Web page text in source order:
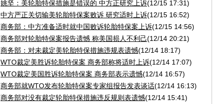
姚坚：美轮胎特保措施是错误的 中方正研究上诉(12/15 17:31)
中方严正关切输美轮胎特保案败诉 研究适时上诉(12/15 16:52)
商务部：中方准备适时就中国败诉轮胎特保案上诉(12/15 14:56)
商务部对轮胎特保案报告遗憾 称美国损人不利己(12/14 20:21)
商务部：对未裁定美轮胎特保措施违规表遗憾(12/14 18:17)
WTO裁定美胜诉轮胎特保案 商务部称将适时上诉(12/14 17:07)
WTO裁定美国胜诉轮胎特保案 商务部表示遗憾(12/14 16:57)
商务部就WTO发布轮胎特保案专家组报告发表谈话(12/14 16:13)
商务部对没有裁定轮胎特保措施违反规则表遗憾(12/14 15:41)